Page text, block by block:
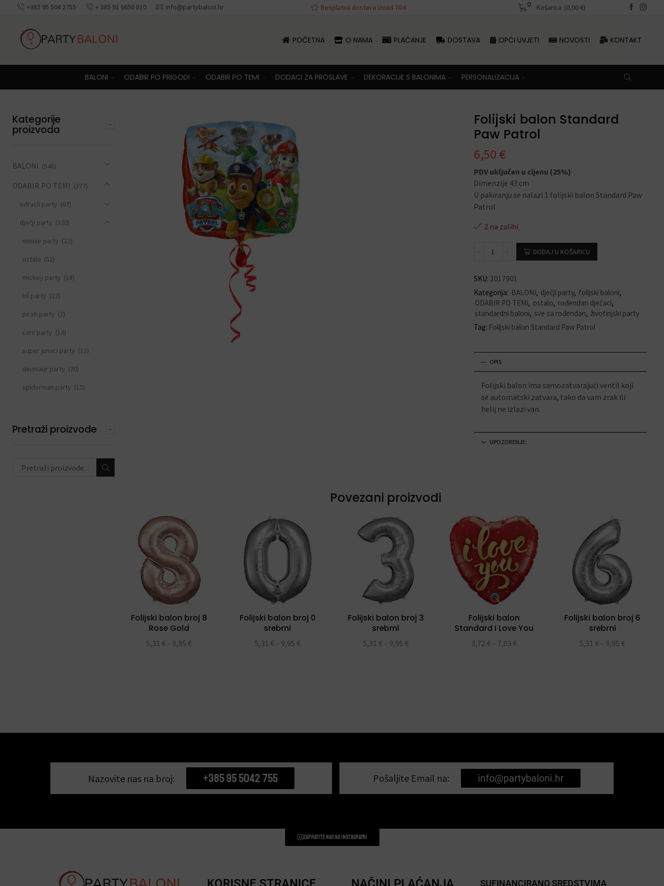
+385 95 504 2755 + 385 91 6650 810 info@partybaloni.hr
Besplatna dostava iznad 70 € Besplatna dostava iznad 70 € Besplatna dostava iznad 70 €
0 Košarica (0,00€)
POČETNA O NAMA PLAĆANJE DOSTAVA OPĆI UVJETI NOVOSTI KONTAKT
BALONI ODABIR PO PRIGODI ODABIR PO TEMI DODACI ZA PROSLAVE DEKORACIJE S BALONIMA PERSONALIZACIJA
Folijski balon Standard
Paw Patrol
6,50 €
PDV uključen u cijenu (25%)
Dimenzije 43 cm
U pakiranju se nalazi 1 folijski balon Standard Paw
Patrol
2 na zalihi
DODAJ U KOŠARICU
SKU: 3017901
Kategorija: BALONI, dječji party, folijski baloni,
ODABIR PO TEMI, ostalo, rođendan dječaci,
standardni baloni, sve za rođendan, životinjski party
Tag: Folijski balon Standard Paw Patrol
OPIS
Folijski balon ima samozatvarajući ventil koji
se automatski zatvara, tako da vam zrak ili
helij ne izlazi van.
UPOZORENJE:
Povezani proizvodi
Folijski balon broj 8
Rose Gold
5,31 € – 9,95 €
Folijski balon broj 0
srebrni
5,31 € – 9,95 €
Folijski balon broj 3
srebrni
5,31 € – 9,95 €
Folijski balon
Standard I Love You
Gold Script folijski
balon 18″
3,72 € – 7,03 €
Folijski balon broj 6
srebrni
5,31 € – 9,95 €
Kategorije
proizvoda
BALONI (548)
ODABIR PO TEMI (377)
odrasli party (67)
dječji party (320)
minnie party (22)
ostalo (52)
mickey party (18)
lol party (12)
pirati party (2)
cars party (12)
super junaci party (11)
dinosaur party (20)
spiderman party (15)
svemirski party
Pretraži proizvode
Nazovite nas na broj: +385 95 5042 755 Pošaljite Email na: info@partybaloni.hr
Zapratite nas na instagramu
SUFINANCIRANO SREDSTVIMA